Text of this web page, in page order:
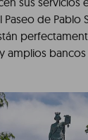
de Pablo
bancos